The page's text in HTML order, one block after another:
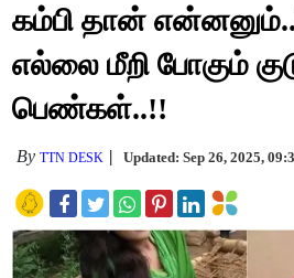
கம்பி தான்
எல்லை மீறி போகும்
பெண்கள்..!!
ByTTN DESK Updated: Sep 26, 2025,